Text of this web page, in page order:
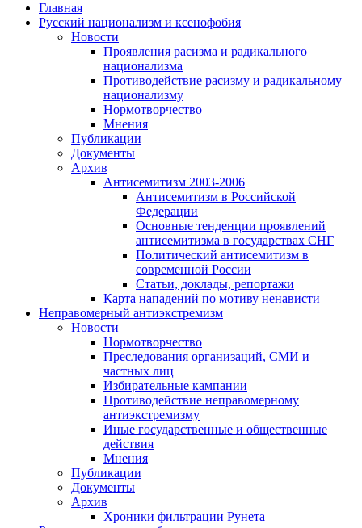
Главная
Русский национализм и ксенофобия
Новости
Проявления расизма и радикального
национализма
Противодействие расизму и радикальному
национализму
Нормотворчество
Мнения
Публикации
Документы
Архив
Антисемитизм 2003-2006
Антисемитизм в Российской
Федерации
Основные тенденции проявлений
антисемитизма в государствах СНГ
Политический антисемитизм в
современной России
Статьи, доклады, репортажи
Карта нападений по мотиву ненависти
Неправомерный антиэкстремизм
Новости
Нормотворчество
Преследования организаций, СМИ и
частных лиц
Избирательные кампании
Противодействие неправомерному
антиэкстремизму
Иные государственные и общественные
действия
Мнения
Публикации
Документы
Архив
Хроники фильтрации Рунета